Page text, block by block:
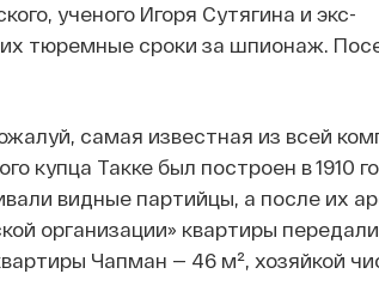
ученого Игоря Сутягина и экс-
тюремные сроки за шпионаж.
самая известная из всей
купца Такке был построен в 1910
видные партийцы, а после их
организации» квартиры
Чапман — 46 м², хозяйкой